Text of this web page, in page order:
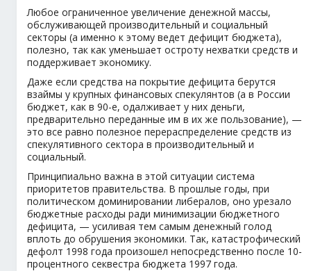
Любое ограниченное увеличение денежной массы,
обслуживающей производительный и социальный
секторы (а именно к этому ведет дефицит бюджета),
полезно, так как уменьшает остроту нехватки средств и
поддерживает экономику.
Даже если средства на покрытие дефицита берутся
взаймы у крупных финансовых спекулянтов (а в России
бюджет, как в 90-е, одалживает у них деньги,
предварительно переданные им в их же пользование), —
это все равно полезное перераспределение средств из
спекулятивного сектора в производительный и
социальный.
Принципиально важна в этой ситуации система
приоритетов правительства. В прошлые годы, при
политическом доминировании либералов, оно урезало
бюджетные расходы ради минимизации бюджетного
дефицита, — усиливая тем самым денежный голод
вплоть до обрушения экономики. Так, катастрофический
дефолт 1998 года произошел непосредственно после 10-
процентного секвестра бюджета 1997 года.